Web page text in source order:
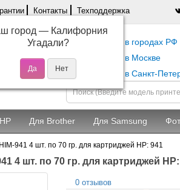
Контакты Техподдержка
Самовывоз в городах РФ
Самовывоз в Москве
Самовывоз в Санкт-
Для Brother Для Samsung
941 4 шт. по 70 гр. для картриджей HP: 941
4 шт. по 70 гр. для картриджей
0 отзывов
город — Калифорния
Угадали?